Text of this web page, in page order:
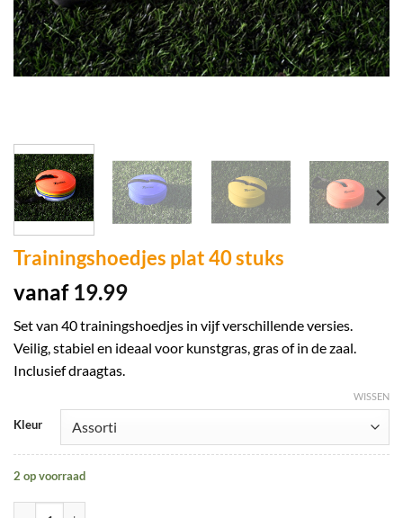
Trainingshoedjes plat 40 stuks
vanaf 19.99
Set van 40 trainingshoedjes in vijf verschillende versies.
Veilig, stabiel en ideaal voor kunstgras, gras of in de zaal.
Inclusief draagtas.
Kleur
WISSEN
2 op voorraad